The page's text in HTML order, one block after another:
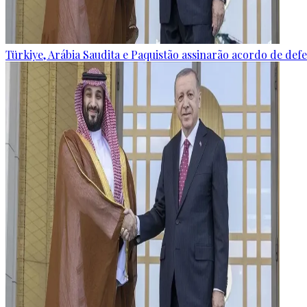
Türkiye, Arábia Saudita e Paquistão assinarão acordo de